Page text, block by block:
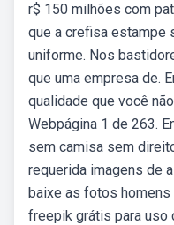
r$ 150 milhões com
que a crefisa estampe
uniforme. Nos
que uma empresa de.
qualidade que você
Webpágina 1 de 263.
sem camisa sem
requerida imagens de
baixe as fotos
freepik grátis para uso